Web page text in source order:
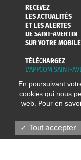
RECEVEZ
LES ACTUALITÉS
ET LES ALERTES
DE SAINT-AVERTIN
SUR VOTRE MOBILE
TÉLÉCHARGEZ
L'APPCOM SAINT-
En poursuivant
cookies qui nous
web. Pour en
Tout accepter